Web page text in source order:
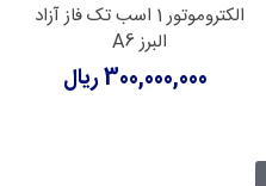
الکتروموتور 1 اسب تک فاز آزاد
البرز A6
300,000,000 ریال